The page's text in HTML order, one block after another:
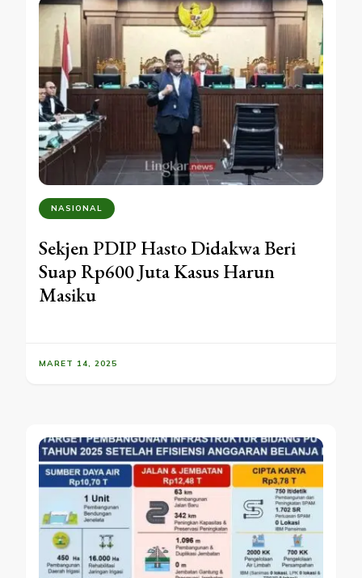
NASIONAL
Sekjen PDIP Hasto Didakwa Beri
Suap Rp600 Juta Kasus Harun
Masiku
MARET 14, 2025